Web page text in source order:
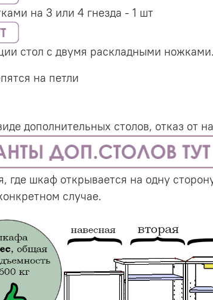
на 3 или 4 гнезда - 1 шт
стол с двумя раскладными ножками.
на петли
дополнительных столов, отказ от
где шкаф открывается на одну
случае.